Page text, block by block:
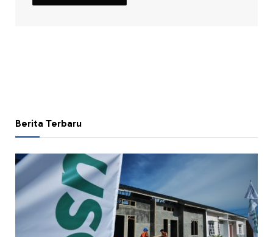
Berita Terbaru